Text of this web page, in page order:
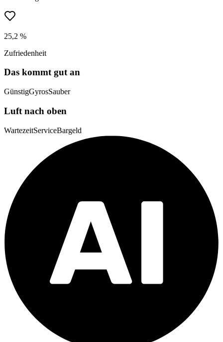
25,2 %
Zufriedenheit
Das kommt gut an
GünstigGyrosSauber
Luft nach oben
WartezeitServiceBargeld